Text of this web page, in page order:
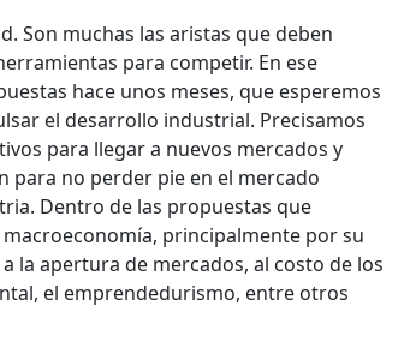
Son muchas las aristas que deben
para competir. En ese
hace unos meses, que esperemos
el desarrollo industrial. Precisamos
para llegar a nuevos mercados y
para no perder pie en el mercado
Dentro de las propuestas que
principalmente por su
la apertura de mercados, al costo de los
el emprendedurismo, entre otros